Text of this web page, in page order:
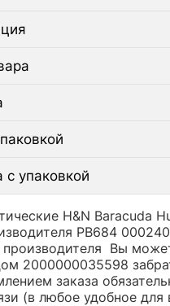
с упаковкой
H&N Baracuda
PB684
Вы
2000000035598
заказа
(в любое удобное для